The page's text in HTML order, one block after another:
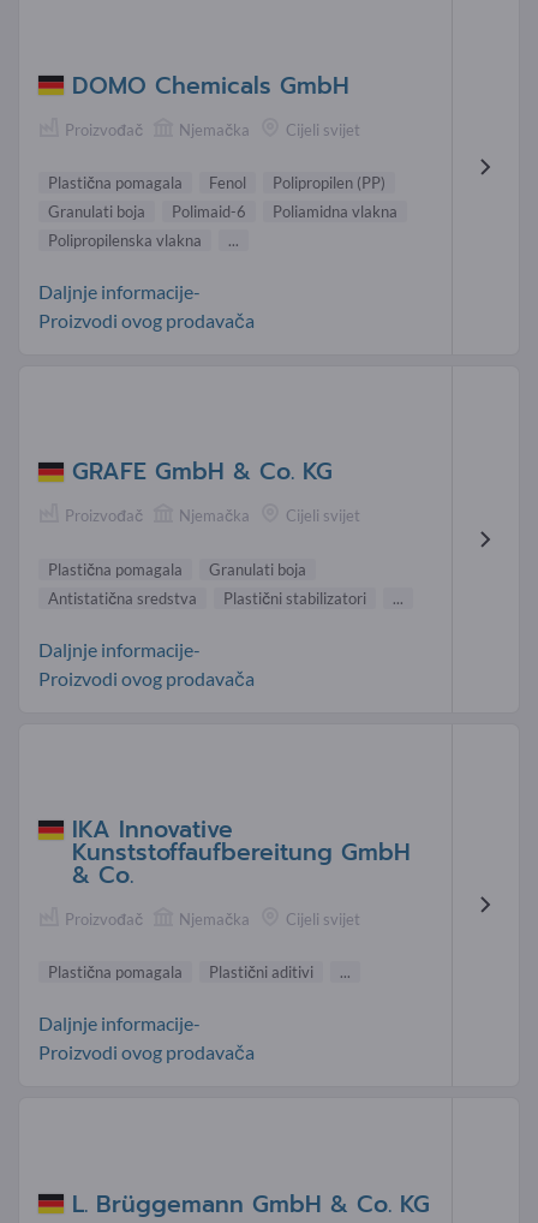
DOMO Chemicals GmbH
Proizvođač Njemačka Cijeli svijet
Plastična pomagala Fenol
Polipropilen (PP)
Granulati boja
Polimaid-6
Poliamidna vlakna
Polipropilenska vlakna
...
Daljnje informacije-
Proizvodi ovog prodavača
GRAFE GmbH & Co. KG
Proizvođač Njemačka Cijeli svijet
Plastična pomagala
Granulati boja
Antistatična sredstva
Plastični stabilizatori ...
Daljnje informacije-
Proizvodi ovog prodavača
IKA Innovative
Kunststoffaufbereitung GmbH
& Co.
Proizvođač Njemačka Cijeli svijet
Plastična pomagala Plastični aditivi ...
Daljnje informacije-
Proizvodi ovog prodavača
L. Brüg­ge­mann GmbH & Co. KG